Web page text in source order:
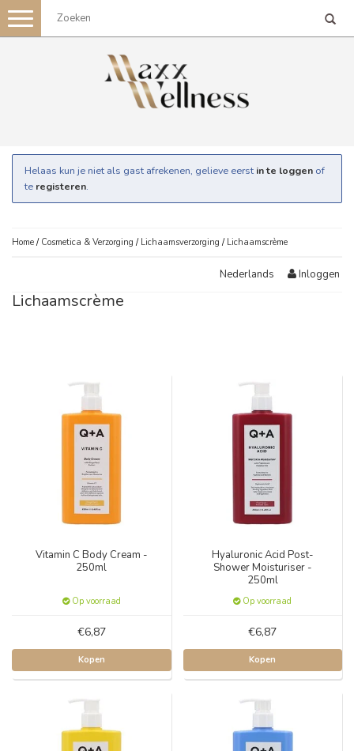
Toggle
navigation
Helaas kun je niet als gast afrekenen, gelieve eerst in te loggen of
te registeren.
Home / Cosmetica & Verzorging / Lichaamsverzorging / Lichaamscrème
Nederlands Inloggen
Lichaamscrème
Vitamin C Body Cream -
250ml
Op voorraad
€6,87
Kopen
Hyaluronic Acid Post-
Shower Moisturiser -
250ml
Op voorraad
€6,87
Kopen